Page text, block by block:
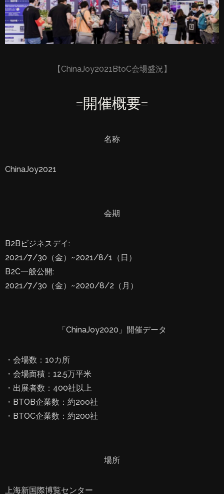
【ChinaJoy2021BtoC会場盛況】
=開催概要=
名称
ChinaJoy2021
会期
B2Bビジネスデイ:
2021/7/30（金）~2021/8/1（日）
B2C一般公開:
2021/7/30（金）~2020/8/2（月）
「ChinaJoy2020」開催データ
・会場数：10カ所
・会場面積：12.5万平米
・出展者数：400社以上
・BTOB企業数：約2oo社
・BTOC企業数：約200社
場所
上海新国際博覧センター